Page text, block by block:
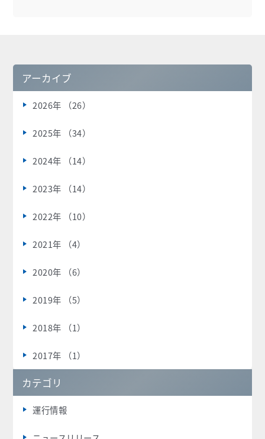
アーカイブ
2026年 （26）
2025年 （34）
2024年 （14）
2023年 （14）
2022年 （10）
2021年 （4）
2020年 （6）
2019年 （5）
2018年 （1）
2017年 （1）
カテゴリ
運行情報